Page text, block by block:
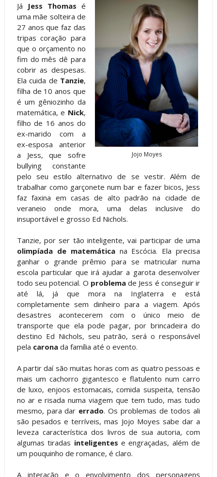
Jojo Moyes
Já Jess Thomas é
uma mãe solteira de
27 anos que faz das
tripas coração para
que o orçamento no
fim do mês dê para
cobrir as despesas.
Ela cuida de Tanzie,
filha de 10 anos que
é um gêniozinho da
matemática, e Nick,
filho de 16 anos do
ex-marido com a
ex-esposa anterior
a Jess, que sofre
bullying constante
pelo seu estilo alternativo de se vestir. Além de
trabalhar como garçonete num bar e fazer bicos, Jess
faz faxina em casas de alto padrão na cidade de
veraneio onde mora, uma delas inclusive do
insuportável e grosso Ed Nichols.
Tanzie, por ser tão inteligente, vai participar de uma
olimpíada de matemáticana Escócia. Ela precisa
ganhar o grande prêmio para se matricular numa
escola particular que irá ajudar a garota desenvolver
todo seu potencial. O problemade Jess é conseguir ir
até lá, já que mora na Inglaterra e está
completamente sem dinheiro para a viagem. Após
desastres acontecerem com o único meio de
transporte que ela pode pagar, por brincadeira do
destino Ed Nichols, seu patrão, será o responsável
pela carona da família até o evento.
A partir daí são muitas horas com as quatro pessoas e
mais um cachorro gigantesco e flatulento num carro
de luxo, enjoos estomacais, comida suspeita, tensão
no ar e risada numa viagem que tem tudo, mas tudo
mesmo, para dar errado. Os problemas de todos ali
são pesados e terríveis, mas Jojo Moyes sabe dar a
leveza característica dos livros de sua autoria, com
algumas tiradas inteligentes e engraçadas, além de
um pouquinho de romance, é claro.
A interação e o envolvimento dos personagens